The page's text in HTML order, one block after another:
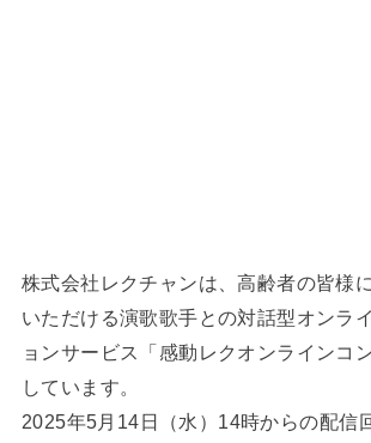
株式会社レクチャンは、高齢者の皆様
いただける演歌歌手との対話型オンラ
ョンサービス「感動レクオンラインコ
しています。
2025年5月14日（水）14時からの配信